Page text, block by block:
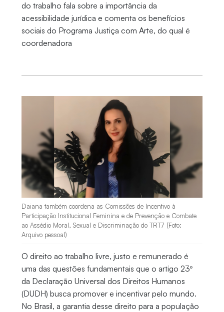
do trabalho fala sobre a importância da
acessibilidade jurídica e comenta os benefícios
sociais do Programa Justiça com Arte, do qual é
coordenadora
Daiana também coordena as Comissões de Incentivo à
Participação Institucional Feminina e de Prevenção e Combate
ao Assédio Moral, Sexual e Discriminação do TRT7 (Foto:
Arquivo pessoal)
O direito ao trabalho livre, justo e remunerado é
uma das questões fundamentais que o artigo 23º
da Declaração Universal dos Direitos Humanos
(DUDH) busca promover e incentivar pelo mundo.
No Brasil, a garantia desse direito para a população